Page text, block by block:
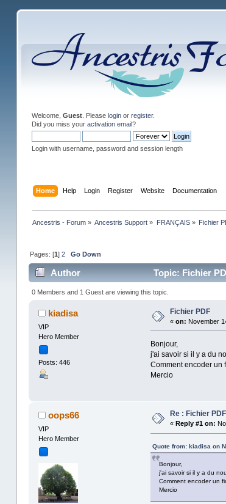
Welcome, Guest. Please loginor register.
Did you miss your activation email?
Login with username, password and session length
Home Help Login Register Website Documentation
Ancestris - Forum » Ancestris Support » FRANÇAIS» Fichier
Pages: [1]2 Go Down
Author Topic: Fichier
0 Members and 1 Guest are viewing this topic.
kiadisa
VIP
Hero Member
Posts: 446
Fichier PDF
« on: November
Bonjour,
j'ai savoir si il y a du
Comment encoder un
Mercio
oops66
VIP
Hero Member
Re : Fichier PDF
« Reply #1 on:
Quote from: kiadisa on
Bonjour,
j'ai savoir si il y a du
Comment encoder un
Mercio